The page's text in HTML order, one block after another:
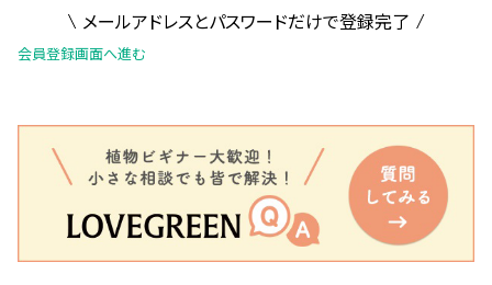
メールアドレスとパスワードだけで登録完了
会員登録画面へ進む